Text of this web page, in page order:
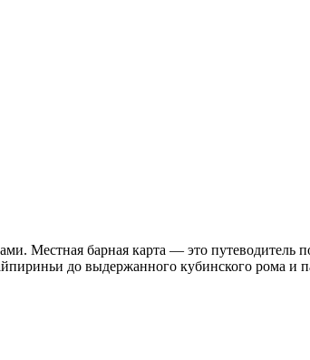
Местная барная карта — это путеводитель
до выдержанного кубинского рома и